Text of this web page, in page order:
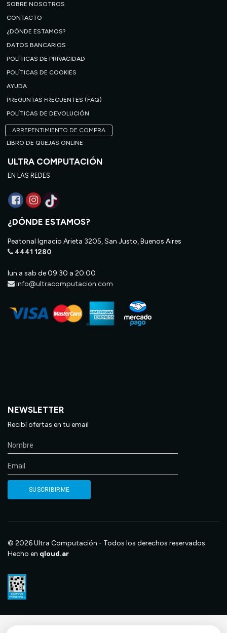
SOBRE NOSOTROS
CONTACTO
¿DÓNDE ESTAMOS?
DATOS BANCARIOS
POLÍTICAS DE PRIVACIDAD
POLÍTICAS DE COOKIES
AYUDA
PREGUNTAS FRECUENTES (FAQ)
POLÍTICAS DE DEVOLUCIÓN
ARREPENTIMIENTO DE COMPRA
LIBRO DE QUEJAS ONLINE
ULTRA COMPUTACIÓN
EN LAS REDES
¿DÓNDE ESTAMOS?
Peatonal Ignacio Arieta 3205, San Justo, Buenos Aires
4441 1280
lun a sab de 09:30 a 20:00
info@ultracomputacion.com
NEWSLETTER
Recibí ofertas en tu email
© 2026 Ultra Computación - Todos los derechos reservados.
Hecho en qloud.ar